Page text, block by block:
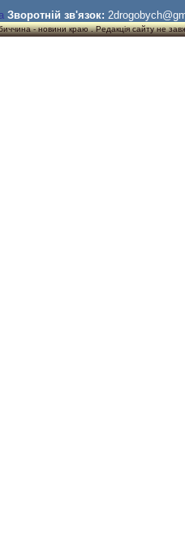
Зворотній зв'язок:
- новини краю . Редакція сайту не